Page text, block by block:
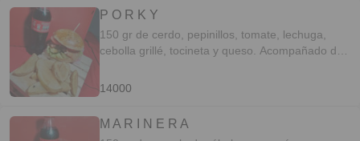
P O R K Y
150 gr de cerdo, pepinillos, tomate, lechuga,
cebolla grillé, tocineta y queso. Acompañado de
14000
M A R I N E R A